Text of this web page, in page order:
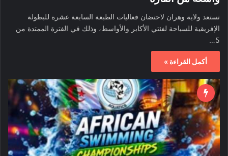
تستعد ولاية وهران لاحتضان فعاليات الطبعة السابعة عشرة للبطولة
الإفريقية للسباحة لفئتي الأكابر والأواسط، وذلك في الفترة الممتدة من
5…
أكمل القراءة »